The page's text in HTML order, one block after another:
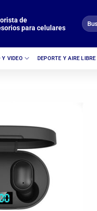
de
para celulares
Buscar
por:
Y VIDEO DEPORTE Y AIRE LIBRE